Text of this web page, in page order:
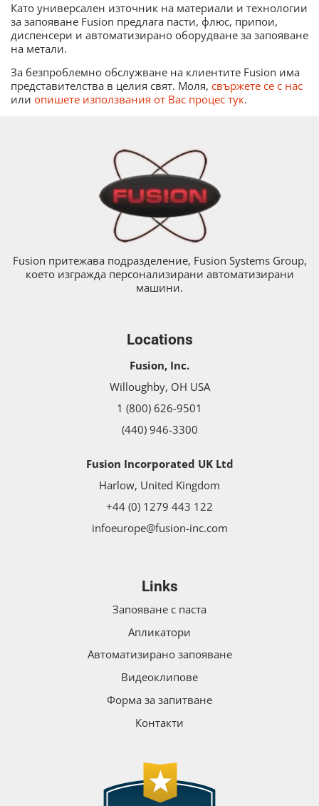
Като универсален източник на материали и технологии
за запояване Fusion предлага пасти, флюс, припои,
диспенсери и автоматизирано оборудване за запояване
на метали.
За безпроблемно обслужване на клиентите Fusion има
представителства в целия свят. Моля, свържете се с нас
или опишете използвания от Вас процес тук.
Fusion притежава подразделение, Fusion Systems Group,
което изгражда персонализирани автоматизирани
машини.
Locations
Fusion, Inc.
Willoughby, OH USA
1 (800) 626-9501
(440) 946-3300
Fusion Incorporated UK Ltd
Harlow, United Kingdom
+44 (0) 1279 443 122
infoeurope@fusion-inc.com
Links
Запояване с паста
Апликатори
Автоматизирано запояване
Видеоклипове
Форма за запитване
Контакти